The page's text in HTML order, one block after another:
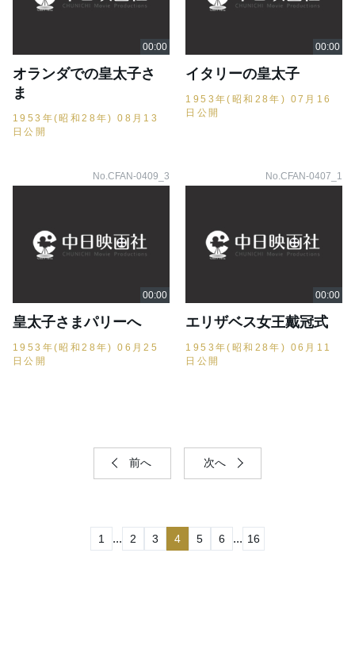
オランダでの皇太子さ
ま
1953年(昭和28年) 08月13
日公開
イタリーの皇太子
1953年(昭和28年) 07月16
日公開
No.CFAN-0409_3
皇太子さまパリーへ
1953年(昭和28年) 06月25
日公開
No.CFAN-0407_1
エリザベス女王戴冠式
1953年(昭和28年) 06月11
日公開
前へ 次へ
1 ... 2 3 4 5 6 ... 16